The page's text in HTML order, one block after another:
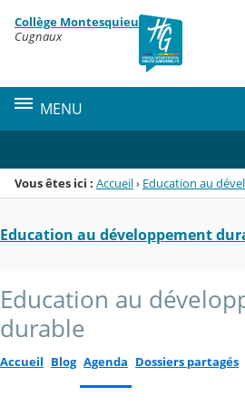
Menu de la rubrique
Contenu
Collège Montesquieu
Cugnaux
MENU
Vous êtes ici : Accueil› Education au
Education au développement
Education au
durable
Accueil Blog Agenda Dossiers partagés